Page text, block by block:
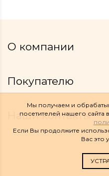
О компании
Покупателю
Наши контакты
Мы получаем и
посетителей нашего сайта
Если Вы продолжите
Вас это